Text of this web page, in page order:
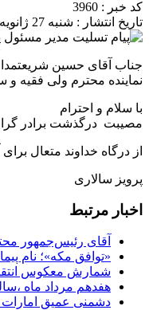
کد خبر : 3960
تاریخ انتشار : شنبه 27 ژانویه 2024 - 5:20
جناب آقای حسین
نماینده محترم ولی فقیه
با سلام و احترام
مصیبت درگذشت برادر
از درگاه خداوند متعال
پرویز سالاری
اخبار مرتبط
آقای رئیس‌جمهور
«توافق مکه»؛ نام
شمارش معکوس
هفدهم مرداد ماه
دشمنی عمیق امارات